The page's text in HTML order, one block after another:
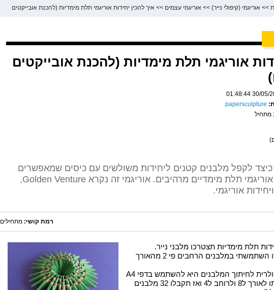
>> אוריגמי (קיפולי נייר) >> אוריגמי עצמים >> איך להכין יחידות אוריגמי תלת מימדיות (להכנת אובייקטים
אוריגמי תלת מימדיות (להכנת אובייקטים
30/05/2011
papersculpture
מתחיל
לקפל מלבנים קטנים ליחידות משולשים עם כיסים שמאפשרים
לכם ליצור אובייקטי אוריגמי תלת מימדיים מרהיבים. אוריגמי זה נקרא Golden Venture,
אוריגמי.
רמת קושי: מתחילים
תלת מימדיות תצטרכו מלבני נייר.
בהדגמה זו השתמשתי במלבנים הרחבים פי 2 מהאורך
שיטה פופולרית לחיתוך המלבנים היא להשתמש בדפי A4
ולחלק אותו לאורך ל8 ולרוחב ל4 ואז תקבלו 32 מלבנים